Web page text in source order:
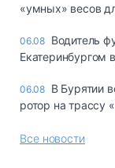
«yмныx» вecoв
06.08 Водитель
Екатеринбургом
06.08 В Бурятии
ротор на трассу
Все новости